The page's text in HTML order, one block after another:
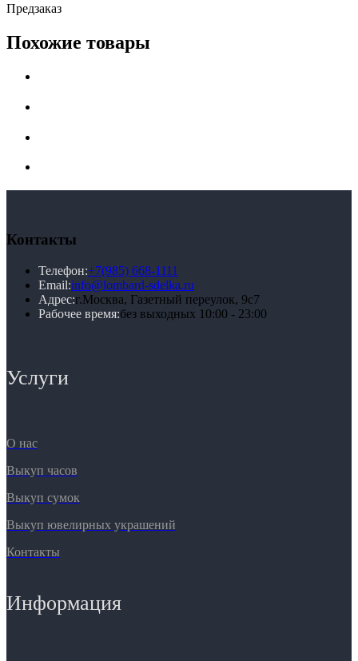
Предзаказ
Похожие товары
Контакты
Телефон:+7(985) 668-1111
Email:info@lombard-sdelka.ru
Адрес:г.Москва, Газетный переулок, 9с7
Рабочее время:без выходных 10:00 - 23:00
Услуги
О нас
Выкуп часов
Выкуп сумок
Выкуп ювелирных украшений
Контакты
Информация